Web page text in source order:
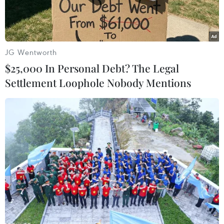
Bộ trưởng Quốc phòng Indonesia Prabowo Subianto (trái)
và người đồng cấp nước chủ nhà Mohamad Sabu.
(Nguồn: nst.com.my)
Nhật báo New Straits Times đưa tin Bộ trưởng
Quốc phòng Indonesia Prabowo Subianto đang
có chuyến thăm Malaysia kéo dài 2 ngày nhằm
thúc đẩy hợp tác quốc phòng song phương.
JG Wentworth
$25,000 In Personal Debt? The Legal
Settlement Loophole Nobody Mentions